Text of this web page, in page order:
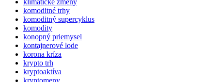
klimatické zmeny
komoditné trhy
komoditný supercyklus
komodity
konopný priemysel
kontajnerové lode
korona kríza
krypto trh
kryptoaktíva